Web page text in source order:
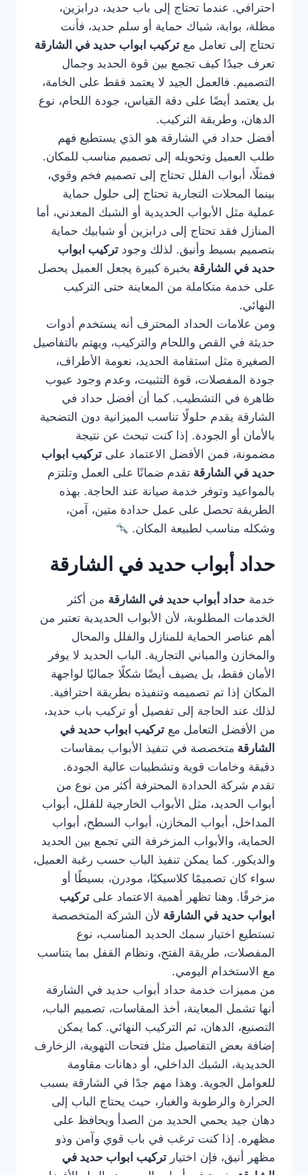
احترافي. عندما تحتاج إلى باب حديد، درابزين،
مظلة، بوابة، شباك حماية أو سلم حديد، فأنت
تحتاج إلى تعامل مع تركيب ابواب حديد في الشارقة
تعرف جيدًا كيف تجمع بين قوة الحديد وجمال
التصميم. فالعمل الجيد لا يعتمد فقط على الخامة،
بل يعتمد أيضًا على دقة القياس، جودة اللحام، نوع
الدهان، وطريقة التركيب.
أفضل حداد في الشارقة هو الذي يستطيع فهم
طلب العميل وتحويله إلى تصميم مناسب للمكان.
فمثلًا، أبواب الفلل تحتاج إلى تصميم فخم وقوي،
بينما المحلات التجارية تحتاج إلى حلول حماية
عملية مثل الأبواب الحديدية أو الشبك المعدني، أما
المنازل فقد تحتاج إلى درابزين أو شبابيك حماية
بتصميم بسيط وأنيق. لذلك وجود تركيب ابواب
حديد في الشارقة بخبرة كبيرة يجعل العميل يحصل
على خدمة متكاملة من المعاينة حتى التركيب
النهائي.
ومن علامات الحداد المحترف أنه يستخدم أدوات
حديثة في القص واللحام والتركيب، ويهتم بالتفاصيل
الصغيرة مثل استقامة الحديد، نعومة الأطراف،
جودة المفصلات، قوة التثبيت، وعدم وجود عيوب
ظاهرة في التشطيب. كما أن أفضل حداد في
الشارقة يقدم حلولًا تناسب الميزانية دون التضحية
بالأمان أو الجودة. إذا كنت تبحث عن نتيجة
مضمونة، فمن الأفضل الاعتماد على تركيب ابواب
حديد في الشارقة تقدم ضمانًا على العمل وتلتزم
بالمواعيد وتوفر خدمة صيانة عند الحاجة. بهذه
الطريقة تحصل على عمل حدادة متين، آمن،
وشكله مناسب لطبيعة المكان.
حداد أبواب حديد في الشارقة
خدمة حداد أبواب حديد في الشارقة من أكثر
الخدمات المطلوبة، لأن الأبواب الحديدية تعتبر من
أهم عناصر الحماية للمنازل والفلل والمحال
والمخازن والمباني التجارية. الباب الحديد لا يوفر
الأمان فقط، بل يضيف أيضًا شكلًا جماليًا لواجهة
المكان إذا تم تصميمه وتنفيذه بطريقة احترافية.
لذلك عند الحاجة إلى تفصيل أو تركيب باب حديد،
من الأفضل التعامل مع تركيب ابواب حديد في
الشارقة متخصصة في تنفيذ الأبواب بمقاسات
دقيقة وخامات قوية وتشطيبات عالية الجودة.
تقدم شركة الحدادة المحترفة أكثر من نوع من
أبواب الحديد، مثل الأبواب الخارجية للفلل، أبواب
المداخل، أبواب المخازن، أبواب السطح، أبواب
الحماية، والأبواب المزخرفة التي تجمع بين الحديد
والديكور. كما يمكن تنفيذ الباب حسب رغبة العميل،
سواء كان تصميمًا كلاسيكيًا، مودرن، بسيطًا أو
مزخرفًا. وهنا تظهر أهمية الاعتماد على تركيب
ابواب حديد في الشارقة لأن الشركة المتخصصة
تستطيع اختيار سمك الحديد المناسب، نوع
المفصلات، طريقة الفتح، ونظام القفل بما يتناسب
مع الاستخدام اليومي.
من مميزات خدمة حداد أبواب حديد في الشارقة
أنها تشمل المعاينة، أخذ المقاسات، تصميم الباب،
التصنيع، الدهان، ثم التركيب النهائي. كما يمكن
إضافة بعض التفاصيل مثل فتحات التهوية، الزخارف
الحديدية، الشبك الداخلي، أو دهانات مقاومة
للعوامل الجوية. وهذا مهم جدًا في الشارقة بسبب
الحرارة والرطوبة والغبار، حيث يحتاج الباب إلى
دهان جيد يحمي الحديد من الصدأ ويحافظ على
مظهره. إذا كنت ترغب في باب قوي وآمن وذو
مظهر أنيق، فإن اختيار تركيب ابواب حديد في